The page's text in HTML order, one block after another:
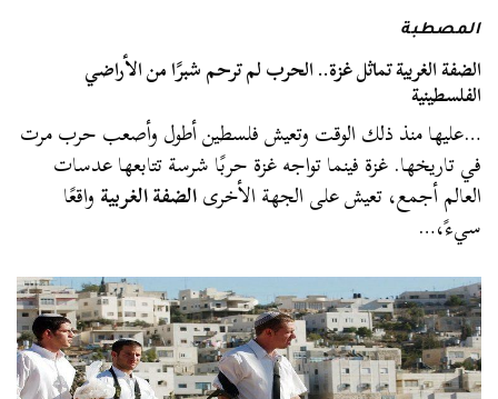
المصطبة
الضفة الغربية تماثل غزة.. الحرب لم ترحم شبرًا من الأراضي
الفلسطينية
…عليها منذ ذلك الوقت وتعيش فلسطين أطول وأصعب حرب مرت
في تاريخها. غزة فينما تواجه غزة حربًا شرسة تتابعها عدسات
العالم أجمع، تعيش على الجهة الأخرىالضفة الغربيةواقعًا
سيءً،…